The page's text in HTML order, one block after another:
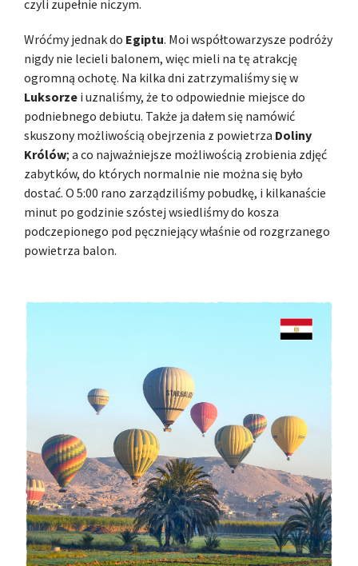
czyli zupełnie niczym.
Wróćmy jednak do Egiptu. Moi współtowarzysze podróży
nigdy nie lecieli balonem, więc mieli na tę atrakcję
ogromną ochotę. Na kilka dni zatrzymaliśmy się w
Luksorze i uznaliśmy, że to odpowiednie miejsce do
podniebnego debiutu. Także ja dałem się namówić
skuszony możliwością obejrzenia z powietrza Doliny
Królów; a co najważniejsze możliwością zrobienia zdjęć
zabytków, do których normalnie nie można się było
dostać. O 5:00 rano zarządziliśmy pobudkę, i kilkanaście
minut po godzinie szóstej wsiedliśmy do kosza
podczepionego pod pęczniejący właśnie od rozgrzanego
powietrza balon.